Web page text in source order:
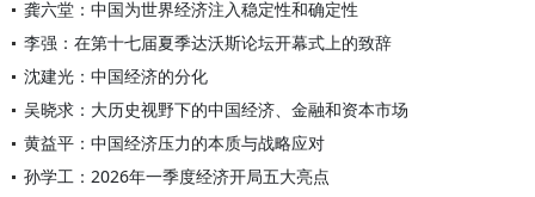
龚六堂：中国为世界经济注入稳定性和确定性
李强：在第十七届夏季达沃斯论坛开幕式上的致辞
沈建光：中国经济的分化
吴晓求：大历史视野下的中国经济、金融和资本市场
黄益平：中国经济压力的本质与战略应对
孙学工：2026年一季度经济开局五大亮点